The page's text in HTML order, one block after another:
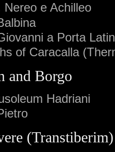
Nereo e Achilleo
a Porta
of Caracalla
and Borgo
Hadriani
(Transtiberim)